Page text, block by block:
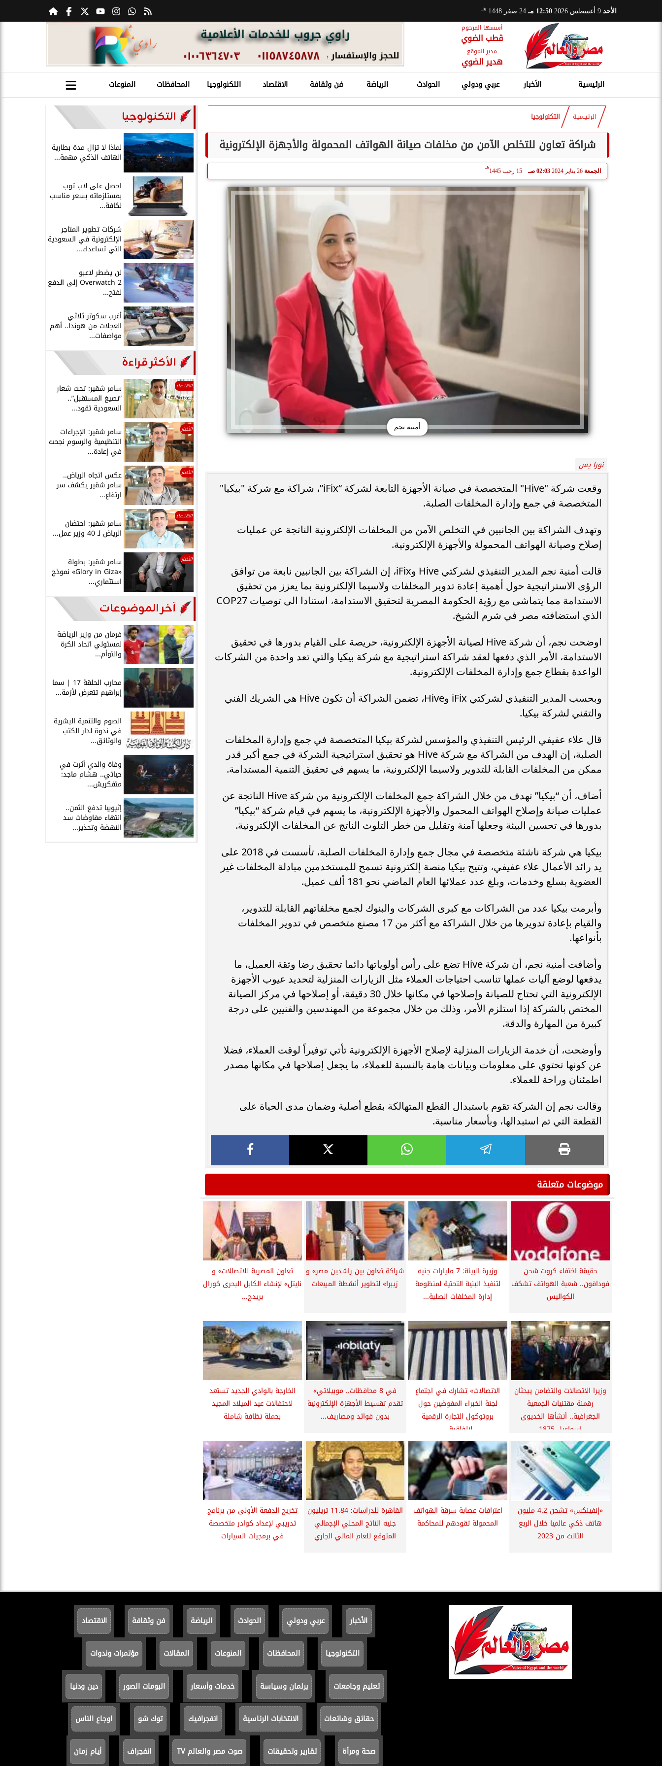
الأحد 12:50 مـ 24 صفر 1448 هـ
أسسها المرحوم
قطب الضوي
مدير الموقع
هدير الضوي
الرئيسية الأخبار عربي ودولي الحوادث الرياضة فن وثقافة الاقتصاد التكنولوجيا المحافظات المنوعات
الرئيسية التكنولوجيا
شراكة تعاون للتخلص الآمن من مخلفات صيانة الهواتف المحمولة والأجهزة الإلكترونية
الجمعة 26 يناير 2024 02:03 صـ 15 رجب 1445
هـ
أمنية نجم
نورا يس
وقعت شركة "Hive" المتخصصة في صيانة الأجهزة التابعة لشركة “iFix”، شراكة مع شركة "بيكيا"
المتخصصة في جمع وإدارة المخلفات الصلبة.
وتهدف الشراكة بين الجانبين في التخلص الآمن من المخلفات الإلكترونية الناتجة عن عمليات
إصلاح وصيانة الهواتف المحمولة والأجهزة الإلكترونية.
قالت أمنية نجم المدير التنفيذي لشركتي Hive وiFix، إن الشراكة بين الجانبين نابعة من توافق
الرؤى الاستراتيجية حول أهمية إعادة تدوير المخلفات ولاسيما الإلكترونية بما يعزز من تحقيق
الاستدامة مما يتماشى مع رؤية الحكومة المصرية لتحقيق الاستدامة، استنادا الى توصيات COP27
الذي استضافته مصر في شرم الشيخ.
اوضحت نجم، أن شركة Hive لصيانة الأجهزة الإلكترونية، حريصة على القيام بدورها في تحقيق
الاستدامة، الأمر الذي دفعها لعقد شراكة استراتيجية مع شركة بيكيا والتي تعد واحدة من الشركات
الواعدة بقطاع جمع وإدارة المخلفات الإلكترونية.
وبحسب المدير التنفيذي لشركتي iFix وHive، تضمن الشراكة أن تكون Hive هي الشريك الفني
والتقني لشركة بيكيا.
قال علاء عفيفي الرئيس التنفيذي والمؤسس لشركة بيكيا المتخصصة في جمع وإدارة المخلفات
الصلبة، إن الهدف من الشراكة مع شركة Hive هو تحقيق استراتيجية الشركة في جمع أكبر قدر
ممكن من المخلفات القابلة للتدوير ولاسيما الإلكترونية، ما يسهم في تحقيق التنمية المستدامة.
أضاف، أن “بيكيا” تهدف من خلال الشراكة جمع المخلفات الإلكترونية من شركة Hive الناتجة عن
عمليات صيانة وإصلاح الهواتف المحمول والأجهزة الإلكترونية، ما يسهم في قيام شركة “بيكيا”
بدورها في تحسين البيئة وجعلها آمنة وتقليل من خطر التلوث الناتج عن المخلفات الإلكترونية.
بيكيا هي شركة ناشئة متخصصة في مجال جمع وإدارة المخلفات الصلبة، تأسست في 2018 على
يد رائد الأعمال علاء عفيفي، وتتيح بيكيا منصة إلكترونية تسمح للمستخدمين مبادلة المخلفات غير
العضوية بسلع وخدمات، وبلغ عدد عملائها العام الماضي نحو 181 ألف عميل.
وأبرمت بيكيا عدد من الشراكات مع كبرى الشركات والبنوك لجمع مخلفاتهم القابلة للتدوير،
والقيام بإعادة تدويرها من خلال الشراكة مع أكثر من 17 مصنع متخصص في تدوير المخلفات
بأنواعها.
وأضافت أمنية نجم، أن شركة Hive تضع على رأس أولوياتها دائما تحقيق رضا وثقة العميل، ما
يدفعها لوضع آليات عملها تناسب احتياجات العملاء مثل الزيارات المنزلية لتحديد عيوب الأجهزة
الإلكترونية التي تحتاج للصيانة وإصلاحها في مكانها خلال 30 دقيقة، أو إصلاحها في مركز الصيانة
المختص بالشركة إذا استلزم الأمر، وذلك من خلال مجموعة من المهندسين والفنيين على درجة
كبيرة من المهارة والدقة.
وأوضحت، أن خدمة الزيارات المنزلية لإصلاح الأجهزة الإلكترونية تأتي توفيراً لوقت العملاء، فضلا
عن كونها تحتوي على معلومات وبيانات هامة بالنسبة للعملاء، ما يجعل إصلاحها في مكانها مصدر
اطمئنان وراحة للعملاء.
وقالت نجم إن الشركة تقوم باستبدال القطع المتهالكة بقطع أصلية وضمان مدى الحياة على
القطعة التي تم استبدالها، وبأسعار مناسبة.
موضوعات متعلقة
حقيقة اختفاء كروت شحن
فودافون.. شعبة الهواتف تشكف
الكواليس
وزيرة البيئة: 7 مليارات جنيه
لتنفيذ البنية التحتية لمنظومة
إدارة المخلفات الصلبة...
شراكة تعاون بين راﺷﺪﻳﻦ ﻣﺼﺮ» و
زيبرا» لتطوير أنشطة المبيعات
تعاون المصرية للاتصالات» و
نايتل» لإنشاء الكابل البحرى كورال
بريدج...
وزيرا الاتصالات والتضامن يبحثان
رقمنة مقتنيات الجمعية
الجغرافية.. أنشأها الخديوى
إسماعيل 1875
الاتصالات» تشارك في اجتماع
لجنة الخبراء المفوضين حول
بروتوكول التجارة الرقمية
لاتفاقية...
في 8 محافظات.. موبيلاتي»
تقدم تقسيط الأجهزة الإلكترونية
بدون فوائد ومصاريف...
الخارجة بالوادي الجديد تستعد
لاحتفالات عيد الميلاد المجيد
بحملة نظافة شاملة
«إنفينكس» تشحن 4.2 مليون
هاتف ذكي عالميا خلال الربع
الثالث من 2023
اعترافات عصابة سرقة الهواتف
المحمولة تقودهم للمحاكمة
القاهرة للدراسات: 11.84 تريليون
جنيه الناتج المحلي الإجمالي
المتوقع للعام المالي الجاري
تخريج الدفعة الأولى من برنامج
تدريبي لإعداد كوادر متخصصة
في برمجيات السيارات
التكنولوجيا
لماذا لا تزال مدة بطارية
الهاتف الذكي مهمة...
احصل على لاب توب
بمستلزماته بسعر مناسب
لكافة...
شركات تطوير المتاجر
الإلكترونية في السعودية
التي تساعدك...
لن يضطر لاعبو
Overwatch 2 إلى الدفع
لفتح...
أغرب سكوتر ثلاثي
العجلات من هوندا.. أهم
مواصفات...
الأكثر قراءة
الاقتصاد سامر شقير: تحت شعار
”نصيغ المستقبل”..
السعودية تقود...
الأخبار سامر شقير: الإجراءات
التنظيمية والرسوم نجحت
في إعادة...
الأخبار عكس اتجاه الرياض..
سامر شقير يكشف سر
ارتفاع...
الاقتصاد
سامر شقير: احتضان
الرياض لـ 40 وزير عمل...
الأخبار سامر شقير: بطولة
«Glory in Giza» نموذج
استثماري...
آخر الموضوعات
فرمان من وزير الرياضة
لمسئولي اتحاد الكرة
والتوأم...
محارب الحلقة 17 | سما
إبراهيم تتعرض لأزمة...
الصوم والتنمية البشرية
في ندوة لدار الكتب
والوثائق...
وفاة والدي أثرت في
حياتي.. هشام ماجد:
متفكريش...
إثيوبيا تدفع الثمن..
انتهاء مفاوضات سد
النهضة وتحذير...
الأخبار عربي ودولي الحوادث الرياضة فن وثقافة الاقتصاد
التكنولوجيا المحافظات المنوعات المقالات مؤتمرات وندوات
تعليم وجامعات برلمان وسياسة خدمات وأسعار البومات الصور دين ودنيا
حقائق وشائعات الانتخابات الرئاسية انفجرافيك توك شو اوجاع الناس
صحة ومرأة تقارير وتحقيقات صوت مصر والعالم TV انفجراف أيام زمان